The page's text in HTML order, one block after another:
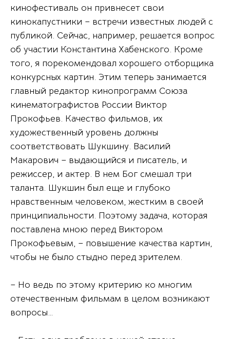
кинофестиваль он привнесет свои
кинокапустники – встречи известных людей с
публикой. Сейчас, например, решается вопрос
об участии Константина Хабенского. Кроме
того, я порекомендовал хорошего отборщика
конкурсных картин. Этим теперь занимается
главный редактор кинопрограмм Союза
кинематографистов России Виктор
Прокофьев. Качество фильмов, их
художественный уровень должны
соответствовать Шукшину. Василий
Макарович – выдающийся и писатель, и
режиссер, и актер. В нем Бог смешал три
таланта. Шукшин был еще и глубоко
нравственным человеком, жестким в своей
принципиальности. Поэтому задача, которая
поставлена мною перед Виктором
Прокофьевым, – повышение качества картин,
чтобы не было стыдно перед зрителем.
– Но ведь по этому критерию ко многим
отечественным фильмам в целом возникают
вопросы…